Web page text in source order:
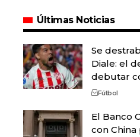
Últimas Noticias
Se
Diale: el
debutar
Fútbol
El Banco
con China